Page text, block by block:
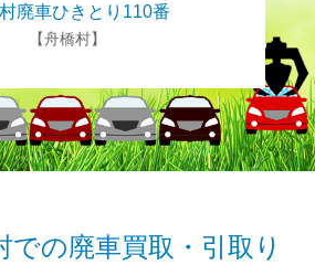
廃車ひきとり110番
【舟橋村】
での廃車買取・引取り